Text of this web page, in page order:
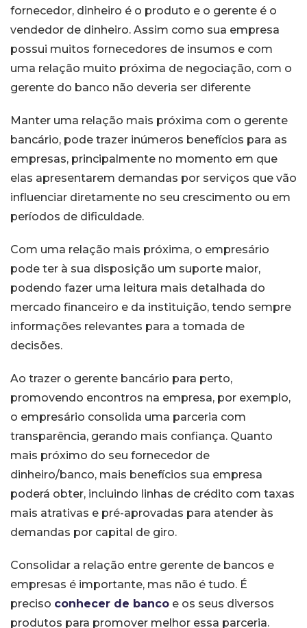
fornecedor, dinheiro é o produto e o gerente é o
vendedor de dinheiro. Assim como sua empresa
possui muitos fornecedores de insumos e com
uma relação muito próxima de negociação, com o
gerente do banco não deveria ser diferente
Manter uma relação mais próxima com o gerente
bancário, pode trazer inúmeros benefícios para as
empresas, principalmente no momento em que
elas apresentarem demandas por serviços que vão
influenciar diretamente no seu crescimento ou em
períodos de dificuldade.
Com uma relação mais próxima, o empresário
pode ter à sua disposição um suporte maior,
podendo fazer uma leitura mais detalhada do
mercado financeiro e da instituição, tendo sempre
informações relevantes para a tomada de
decisões.
Ao trazer o gerente bancário para perto,
promovendo encontros na empresa, por exemplo,
o empresário consolida uma parceria com
transparência, gerando mais confiança. Quanto
mais próximo do seu fornecedor de
dinheiro/banco, mais benefícios sua empresa
poderá obter, incluindo linhas de crédito com taxas
mais atrativas e pré-aprovadas para atender às
demandas por capital de giro.
Consolidar a relação entre gerente de bancos e
empresas é importante, mas não é tudo. É
preciso conhecer de banco e os seus diversos
produtos para promover melhor essa parceria.